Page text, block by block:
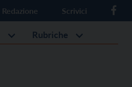
Redazione Scrivici
Rubriche